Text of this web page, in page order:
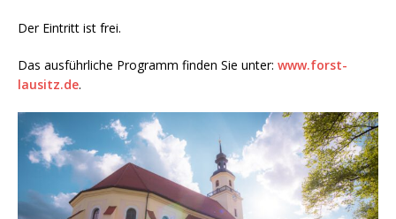
Der Eintritt ist frei.
Das ausführliche Programm finden Sie unter: www.forst-
lausitz.de.